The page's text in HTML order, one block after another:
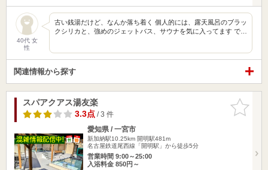
40代 女
性
古い銭湯だけど、なんか落ち着く 個人的には、露天風呂のブラッ
クシリカと、強めのジェットバス、サウナを気に入ってます で…
関連情報から探す
お気に入
りに追加
スパアクアス湯友楽
3.3点/ 3 件
愛知県 / 一宮市
新加納駅10.25km 開明駅481m
名古屋鉄道尾西線「開明駅」から徒歩5分
営業時間 9:00～25:00
入浴料金 850円～